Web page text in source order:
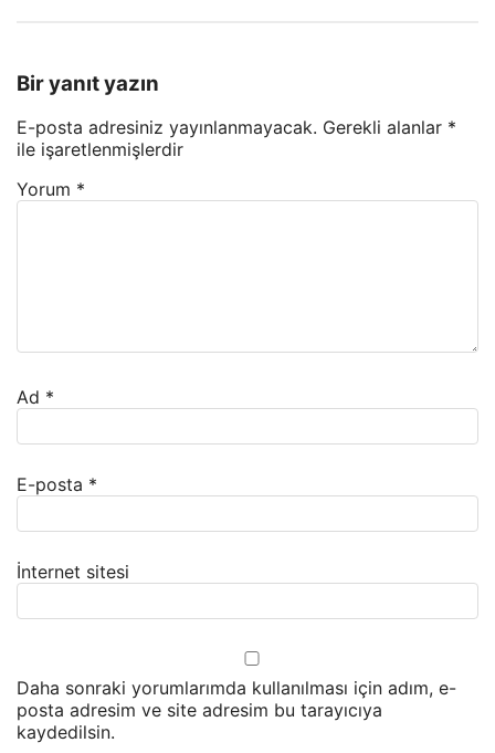
Bir yanıt yazın
E-posta adresiniz yayınlanmayacak. Gerekli alanlar *
ile işaretlenmişlerdir
Yorum *
Ad *
E-posta *
İnternet sitesi
Daha sonraki yorumlarımda kullanılması için adım, e-
posta adresim ve site adresim bu tarayıcıya
kaydedilsin.